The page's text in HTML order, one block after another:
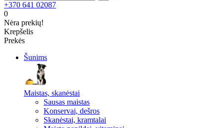
+370 641 02087
0
Nėra prekių!
Krepšelis
Prekės
Šunims
Maistas, skanėstai
Sausas maistas
Konservai, dešros
Skanėstai, kramtalai